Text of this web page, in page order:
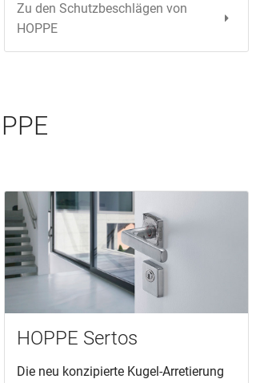
Zu den Schutzbeschlägen von
HOPPE
HOPPE Sertos
Die neu konzipierte Kugel-Arretierung